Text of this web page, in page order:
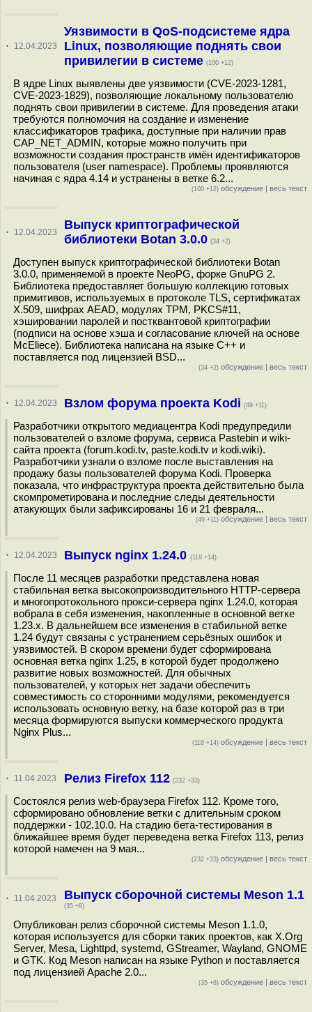
· 12.04.2023
Уязвимости в QoS-подсистеме ядра
Linux, позволяющие поднять свои
привилегии в системе (100 +12)
В ядре Linux выявлены две уязвимости (CVE-2023-1281,
CVE-2023-1829), позволяющие локальному пользователю
поднять свои привилегии в системе. Для проведения атаки
требуются полномочия на создание и изменение
классификаторов трафика, доступные при наличии прав
CAP_NET_ADMIN, которые можно получить при
возможности создания пространств имён идентификаторов
пользователя (user namespace). Проблемы проявляются
начиная с ядра 4.14 и устранены в ветке 6.2...
(100 +12) обсуждение | весь текст
· 12.04.2023
Выпуск криптографической
библиотеки Botan 3.0.0 (34 +2)
Доступен выпуск криптографической библиотеки Botan
3.0.0, применяемой в проекте NeoPG, форке GnuPG 2.
Библиотека предоставляет большую коллекцию готовых
примитивов, используемых в протоколе TLS, сертификатах
X.509, шифрах AEAD, модулях TPM, PKCS#11,
хэшировании паролей и постквантовой криптографии
(подписи на основе хэша и согласование ключей на основе
McEliece). Библиотека написана на языке C++ и
поставляется под лицензией BSD...
(34 +2) обсуждение | весь текст
· 12.04.2023 Взлом форума проекта Kodi (49 +11)
Разработчики открытого медиацентра Kodi предупредили
пользователей о взломе форума, сервиса Pastebin и wiki-
сайта проекта (forum.kodi.tv, paste.kodi.tv и kodi.wiki).
Разработчики узнали о взломе после выставления на
продажу базы пользователей форума Kodi. Проверка
показала, что инфраструктура проекта действительно была
скомпрометирована и последние следы деятельности
атакующих были зафиксированы 16 и 21 февраля...
(49 +11) обсуждение | весь текст
· 12.04.2023 Выпуск nginx 1.24.0 (118 +14)
После 11 месяцев разработки представлена новая
стабильная ветка высокопроизводительного HTTP-сервера
и многопротокольного прокси-сервера nginx 1.24.0, которая
вобрала в себя изменения, накопленные в основной ветке
1.23.x. В дальнейшем все изменения в стабильной ветке
1.24 будут связаны с устранением серьёзных ошибок и
уязвимостей. В скором времени будет сформирована
основная ветка nginx 1.25, в которой будет продолжено
развитие новых возможностей. Для обычных
пользователей, у которых нет задачи обеспечить
совместимость со сторонними модулями, рекомендуется
использовать основную ветку, на базе которой раз в три
месяца формируются выпуски коммерческого продукта
Nginx Plus...
(118 +14) обсуждение | весь текст
· 11.04.2023 Релиз Firefox 112 (232 +33)
Состоялся релиз web-браузера Firefox 112. Кроме того,
сформировано обновление ветки с длительным сроком
поддержки - 102.10.0. На стадию бета-тестирования в
ближайшее время будет переведена ветка Firefox 113, релиз
которой намечен на 9 мая...
(232 +33) обсуждение | весь текст
· 11.04.2023 Выпуск сборочной системы Meson 1.1
(35 +8)
Опубликован релиз сборочной системы Meson 1.1.0,
которая используется для сборки таких проектов, как X.Org
Server, Mesa, Lighttpd, systemd, GStreamer, Wayland, GNOME
и GTK. Код Meson написан на языке Python и поставляется
под лицензией Apache 2.0...
(35 +8) обсуждение | весь текст